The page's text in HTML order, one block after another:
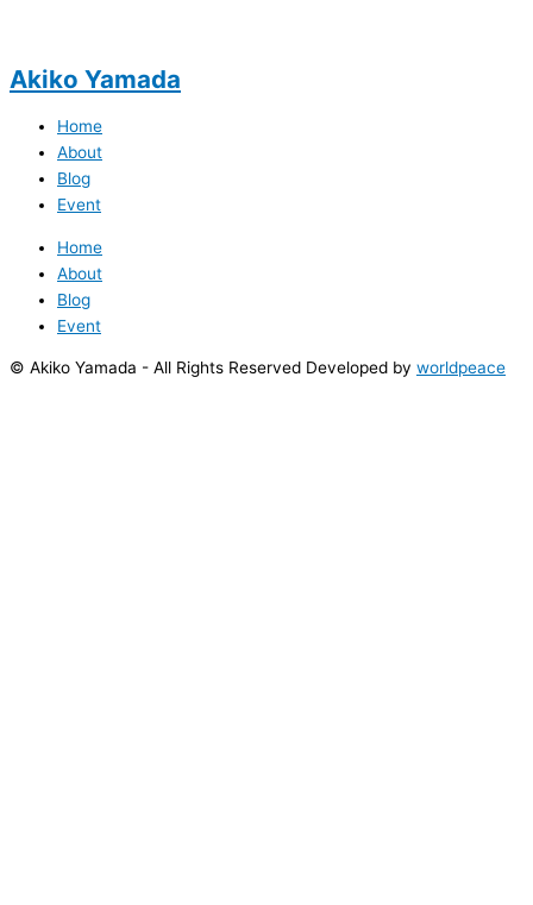
Akiko Yamada
Home
About
Blog
Event
Home
About
Blog
Event
© Akiko Yamada - All Rights Reserved Developed by worldpeace